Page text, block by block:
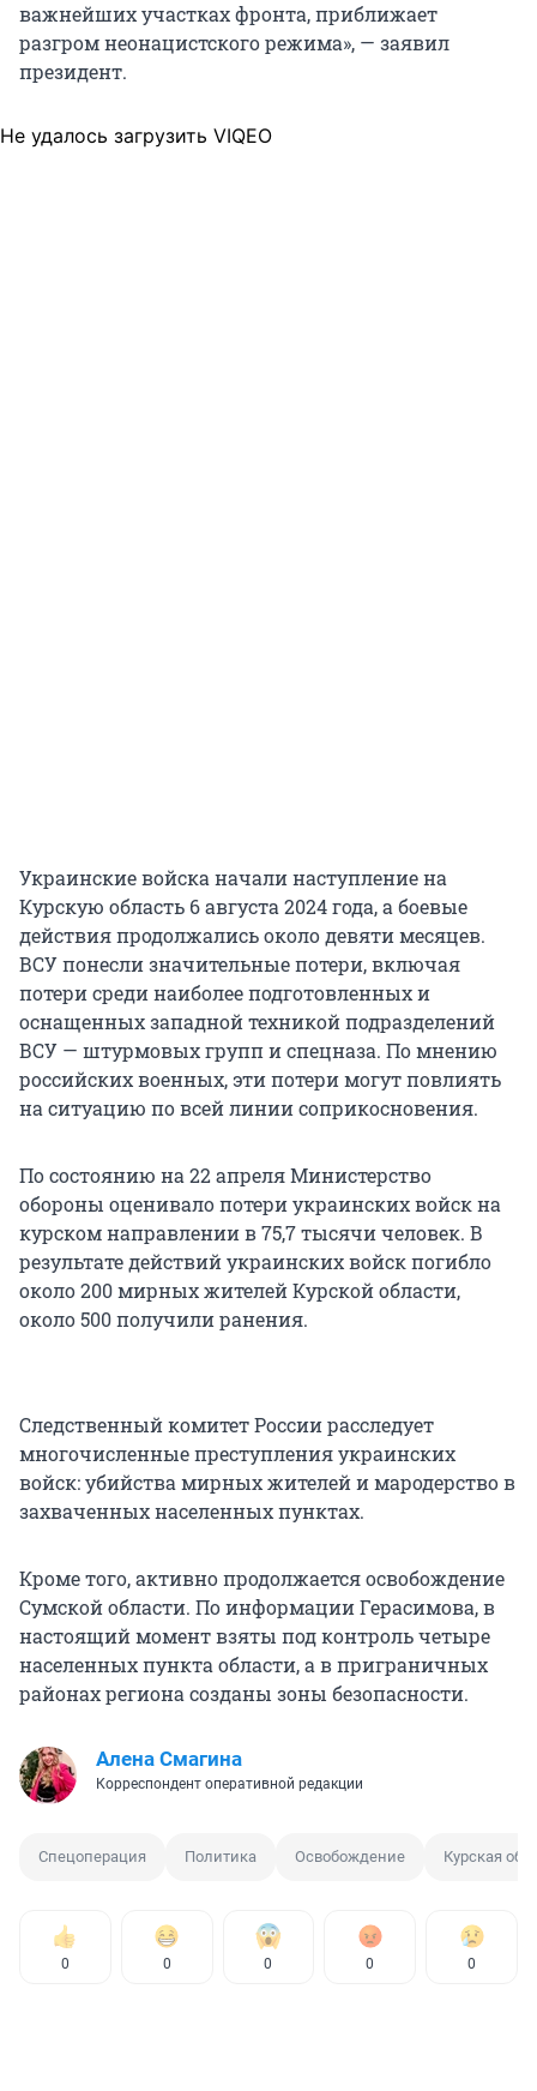
важнейших участках фронта, приближает
разгром неонацистского режима», — заявил
президент.
Не удалось загрузить VIQEO
Украинские войска начали наступление на
Курскую область 6 августа 2024 года, а боевые
действия продолжались около девяти месяцев.
ВСУ понесли значительные потери, включая
потери среди наиболее подготовленных и
оснащенных западной техникой подразделений
ВСУ — штурмовых групп и спецназа. По мнению
российских военных, эти потери могут повлиять
на ситуацию по всей линии соприкосновения.
По состоянию на 22 апреля Министерство
обороны оценивало потери украинских войск на
курском направлении в 75,7 тысячи человек. В
результате действий украинских войск погибло
около 200 мирных жителей Курской области,
около 500 получили ранения.
Следственный комитет России расследует
многочисленные преступления украинских
войск: убийства мирных жителей и мародерство в
захваченных населенных пунктах.
Кроме того, активно продолжается освобождение
Сумской области. По информации Герасимова, в
настоящий момент взяты под контроль четыре
населенных пункта области, а в приграничных
районах региона созданы зоны безопасности.
Алена Смагина
Корреспондент оперативной редакции
Спецоперация Политика Освобождение Курская
0 0 0 0 0